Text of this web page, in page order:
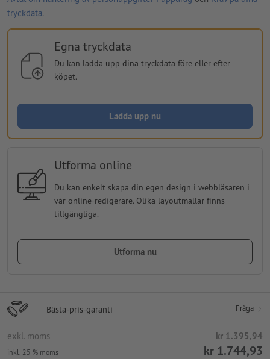
tryckdata.
Egna tryckdata
Du kan ladda upp dina tryckdata före eller efter
köpet.
Ladda upp nu
Utforma online
Du kan enkelt skapa din egen design i webbläsaren i
vår online-redigerare. Olika layoutmallar finns
tillgängliga.
Utforma nu
Bästa-pris-garanti Fråga
exkl. moms kr 1.395,94
inkl. 25 % moms kr 1.744,93